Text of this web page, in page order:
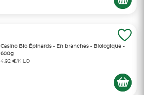
Casino Bio Épinards - En branches - Biologique -
600g
4,92 €/KILO